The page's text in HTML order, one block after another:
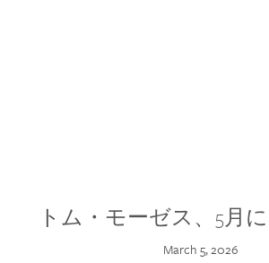
トム・モーゼス、5月
March 5, 2026